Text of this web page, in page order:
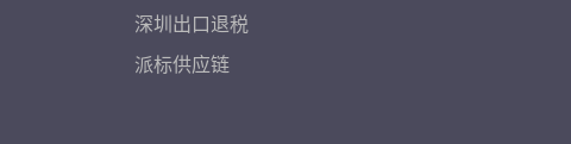
深圳出口退税
派标供应链